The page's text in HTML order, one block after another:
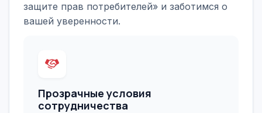
защите прав потребителей» и заботимся о
вашей уверенности.
Прозрачные условия
сотрудничества